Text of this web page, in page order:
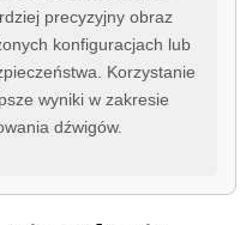
precyzyjny obraz
konfiguracjach lub
Korzystanie
wyniki w zakresie
dźwigów.